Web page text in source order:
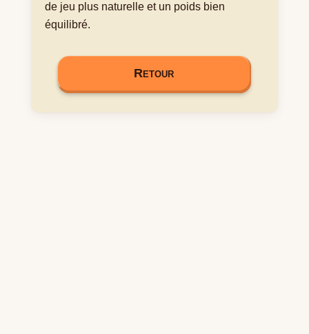
de jeu plus naturelle et un poids bien
équilibré.
Retour